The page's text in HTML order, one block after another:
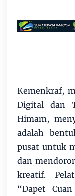
​Kemenkraf,
Digital dan
Himam,
adalah
pusat untuk
dan
kreatif.
“Dapet